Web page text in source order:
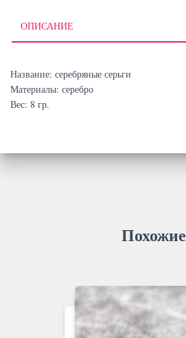
ОПИСАНИЕ
Название: серебряные серьги
Материалы: серебро
Вес: 8 гр.
Похожие